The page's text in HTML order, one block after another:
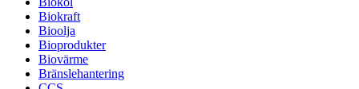
Biokraft
Bioolja
Bioprodukter
Biovärme
Bränslehantering